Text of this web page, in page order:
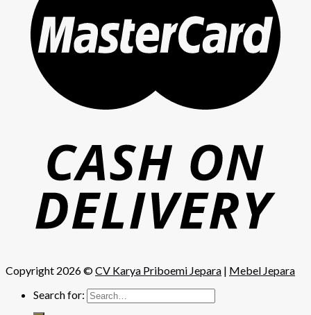
Copyright 2026 ©CV Karya Priboemi Jepara | Mebel Jepara
Search for: